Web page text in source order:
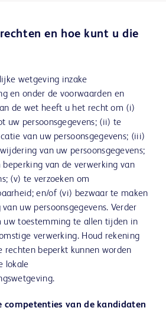
en hoe kunt u die
wetgeving inzake
en onder de voorwaarden en
de wet heeft u het recht om (i)
uw persoonsgegevens; (ii) te
van uw persoonsgegevens; (iii)
van uw persoonsgegevens;
van de verwerking van
(v) te verzoeken om
en/of (vi) bezwaar te maken
uw persoonsgegevens. Verder
uw toestemming te allen tijden in
verwerking. Houd rekening
rechten beperkt kunnen worden
lokale
competenties van de kandidaten